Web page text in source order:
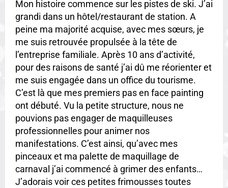
Mon histoire commence sur les pistes de ski. J’ai
grandi dans un hôtel/restaurant de station. A
peine ma majorité acquise, avec mes sœurs, je
me suis retrouvée propulsée à la tête de
l’entreprise familiale. Après 10 ans d’activité,
pour des raisons de santé j’ai dû me réorienter et
me suis engagée dans un office du tourisme.
C’est là que mes premiers pas en face painting
ont débuté. Vu la petite structure, nous ne
pouvions pas engager de maquilleuses
professionnelles pour animer nos
manifestations. C’est ainsi, qu’avec mes
pinceaux et ma palette de maquillage de
carnaval j’ai commencé à grimer des enfants…
J’adorais voir ces petites frimousses toutes